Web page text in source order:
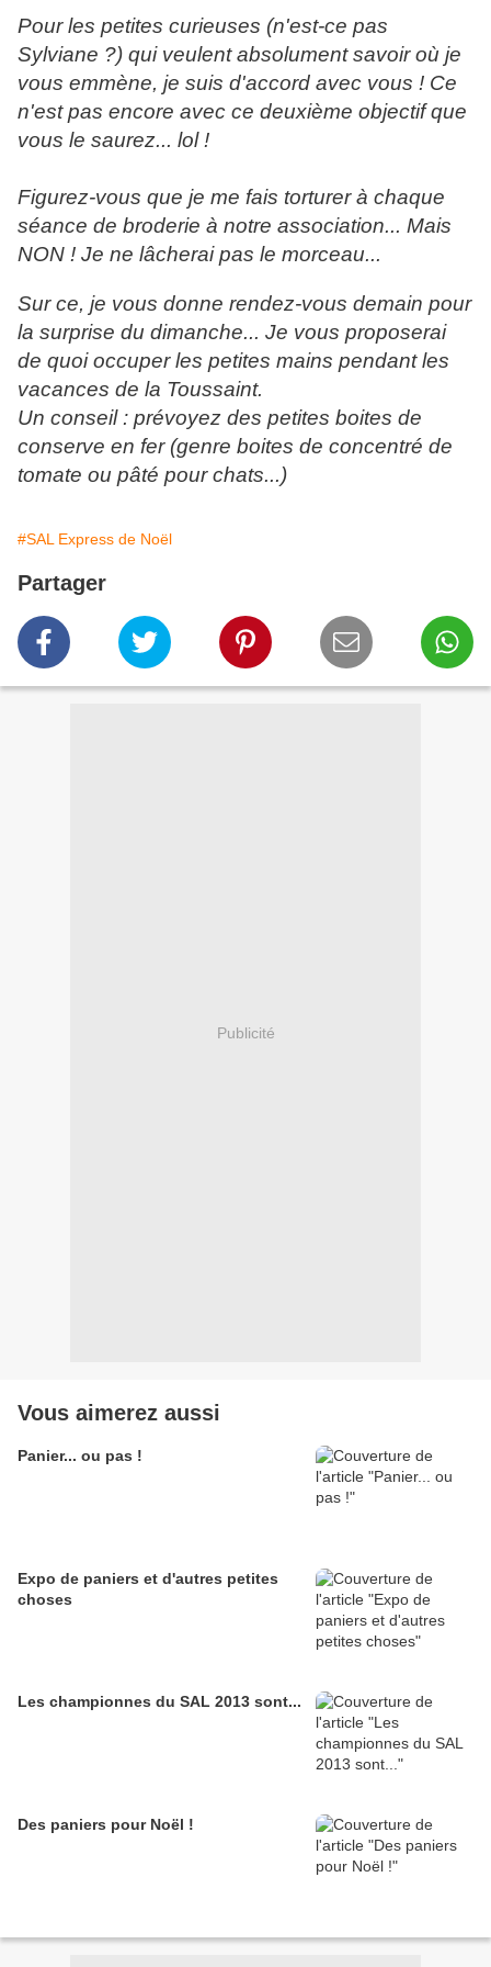
Pour les petites curieuses (n'est-ce pas
Sylviane ?) qui veulent absolument savoir où je
vous emmène, je suis d'accord avec vous ! Ce
n'est pas encore avec ce deuxième objectif que
vous le saurez... lol !
Figurez-vous que je me fais torturer à chaque
séance de broderie à notre association... Mais
NON ! Je ne lâcherai pas le morceau...
Sur ce, je vous donne rendez-vous demain pour
la surprise du dimanche... Je vous proposerai
de quoi occuper les petites mains pendant les
vacances de la Toussaint.
Un conseil : prévoyez des petites boites de
conserve en fer (genre boites de concentré de
tomate ou pâté pour chats...)
#SAL Express de Noël
Partager
Publicité
Vous aimerez aussi
Panier... ou pas !
Expo de paniers et d'autres petites
choses
Les championnes du SAL 2013 sont...
Des paniers pour Noël !